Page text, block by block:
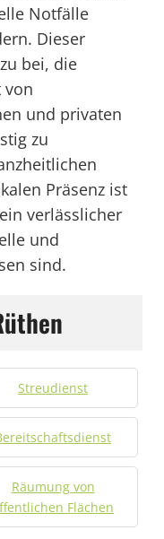
Notfälle
Dieser
bei, die
von
und privaten
zu
Präsenz ist
verlässlicher
und
sind.
Streudienst
Räumung von
Flächen